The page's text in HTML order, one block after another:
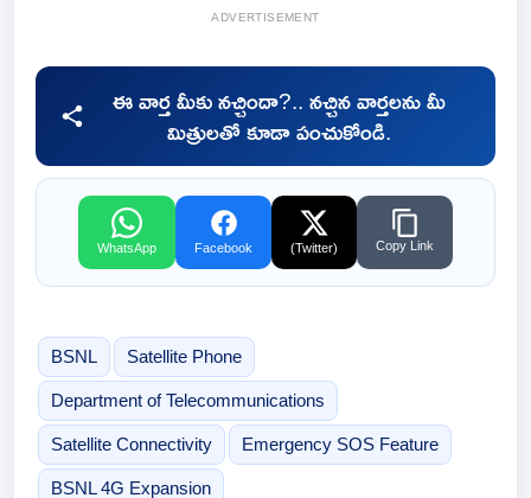
ADVERTISEMENT
ఈ వార్త మీకు నచ్చిందా?.. నచ్చిన వార్తలను మీ
మిత్రులతో కూడా పంచుకోండి.
WhatsApp Facebook (Twitter) Copy Link
BSNL Satellite Phone
Department of Telecommunications
Satellite Connectivity Emergency SOS Feature
BSNL 4G Expansion